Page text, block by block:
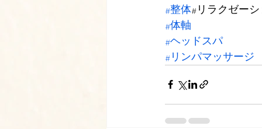
#整体#リラクゼー
#体軸
#ヘッドスパ
#リンパマッサージ